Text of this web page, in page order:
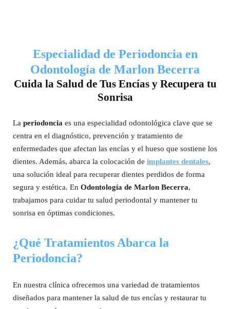
Especialidad de Periodoncia en
Odontología de Marlon Becerra
Cuida la Salud de Tus Encías y Recupera tu
Sonrisa
La periodoncia es una especialidad odontológica clave que se
centra en el diagnóstico, prevención y tratamiento de
enfermedades que afectan las encías y el hueso que sostiene los
dientes. Además, abarca la colocación de implantes dentales,
una solución ideal para recuperar dientes perdidos de forma
segura y estética. En Odontología de Marlon Becerra,
trabajamos para cuidar tu salud periodontal y mantener tu
sonrisa en óptimas condiciones.
¿Qué Tratamientos Abarca la
Periodoncia?
En nuestra clínica ofrecemos una variedad de tratamientos
diseñados para mantener la salud de tus encías y restaurar tu